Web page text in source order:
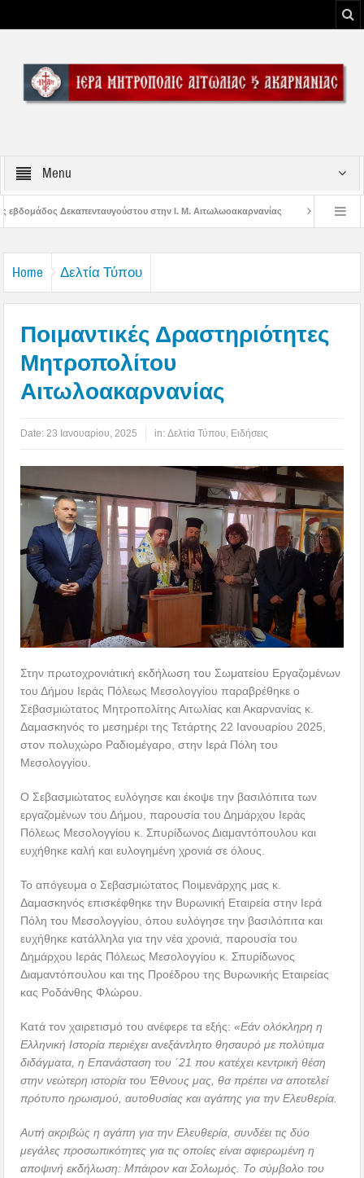
Menu
στην Ι. Μ. Αιτωλωοακαρνανίας Μήνυμα Σεβασμιωτάτου Μητροπολίτου
Home Δελτία Τύπου
Ποιμαντικές Δραστηριότητες
Μητροπολίτου
Αιτωλοακαρνανίας
Date: 23 Ιανουαρίου, 2025 in:Δελτία Τύπου Ειδήσεις
Στην πρωτοχρονιάτική εκδήλωση του Σωματείου Εργαζομένων
του Δήμου Ιεράς Πόλεως Μεσολογγίου παραβρέθηκε ο
Σεβασμιώτατος Μητροπολίτης Αιτωλίας και Ακαρνανίας κ.
Δαμασκηνός το μεσημέρι της Τετάρτης 22 Ιανουαρίου 2025,
στον πολυχώρο Ραδιομέγαρο, στην Ιερά Πόλη του
Μεσολογγίου.
Ο Σεβασμιώτατος ευλόγησε και έκοψε την βασιλόπιτα των
εργαζομένων του Δήμου, παρουσία του Δημάρχου Ιεράς
Πόλεως Μεσολογγίου κ. Σπυρίδωνος Διαμαντόπουλου και
ευχήθηκε καλή και ευλογημένη χρονιά σε όλους.
Το απόγευμα ο Σεβασμιώτατος Ποιμενάρχης μας κ.
Δαμασκηνός επισκέφθηκε την Βυρωνική Εταιρεία στην Ιερά
Πόλη του Μεσολογγίου, όπου ευλόγησε την βασιλόπιτα και
ευχήθηκε κατάλληλα για την νέα χρονιά, παρουσία του
Δημάρχου Ιεράς Πόλεως Μεσολογγίου κ. Σπυρίδωνος
Διαμαντόπουλου και της Προέδρου της Βυρωνικής Εταιρείας
κας Ροδάνθης Φλώρου.
Κατά τον χαιρετισμό του ανέφερε τα εξής:«Εάν ολόκληρη η
Ελληνική Ιστορία περιέχει ανεξάντλητο θησαυρό με πολύτιμα
διδάγματα, η Επανάσταση του ΄21 που κατέχει κεντρική θέση
στην νεώτερη ιστορία του Ἐθνους μας, θα πρέπει να αποτελεί
πρότυπο ηρωισμού, αυτοθυσίας και αγάπης για την Ελευθερία.
Αυτή ακριβώς η αγάπη για την Ελευθερία, συνδέει τις δύο
μεγάλες προσωπικότητες για τις οποίες είναι αφιερωμένη η
αποψινή εκδήλωση: Μπάιρον και Σολωμός. Το σύμβολο του